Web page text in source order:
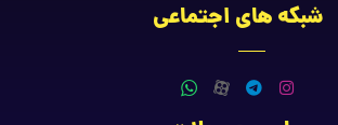
شبکه های اجتماعی